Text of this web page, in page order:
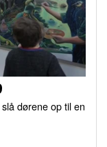
dørene op til en